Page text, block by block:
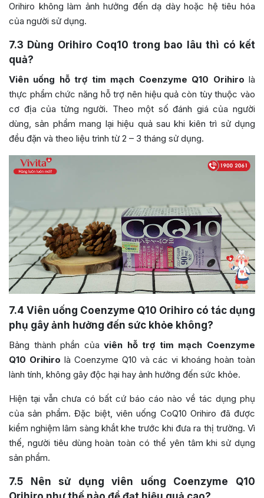
Orihiro không làm ảnh hưởng đến dạ dày hoặc hệ tiêu hóa
của người sử dụng.
7.3 Dùng Orihiro Coq10 trong bao lâu thì có kết
quả?
Viên uống hỗ trợ tim mạch Coenzyme Q10 Orihiro là
thực phẩm chức năng hỗ trợ nên hiệu quả còn tùy thuộc vào
cơ địa của từng người. Theo một số đánh giá của người
dùng, sản phẩm mang lại hiệu quả sau khi kiên trì sử dụng
đều đặn và theo liệu trình từ 2 – 3 tháng sử dụng.
7.4 Viên uống Coenzyme Q10 Orihiro có tác dụng
phụ gây ảnh hưởng đến sức khỏe không?
Bảng thành phần củaviên hỗ trợ tim mạch Coenzyme
Q10 Orihiro là Coenzyme Q10 và các vi khoáng hoàn toàn
lành tính, không gây độc hại hay ảnh hưởng đến sức khỏe.
Hiện tại vẫn chưa có bất cứ báo cáo nào về tác dụng phụ
của sản phẩm. Đặc biệt, viên uống CoQ10 Orihiro đã được
kiểm nghiệm lâm sàng khắt khe trước khi đưa ra thị trường. Vì
thế, người tiêu dùng hoàn toàn có thể yên tâm khi sử dụng
sản phẩm.
7.5
Nên sử dụng viên uống Coenzyme Q10